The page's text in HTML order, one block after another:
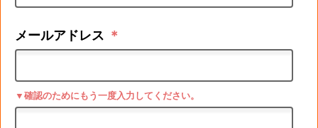
メールアドレス ＊
▼確認のためにもう一度入力してください。